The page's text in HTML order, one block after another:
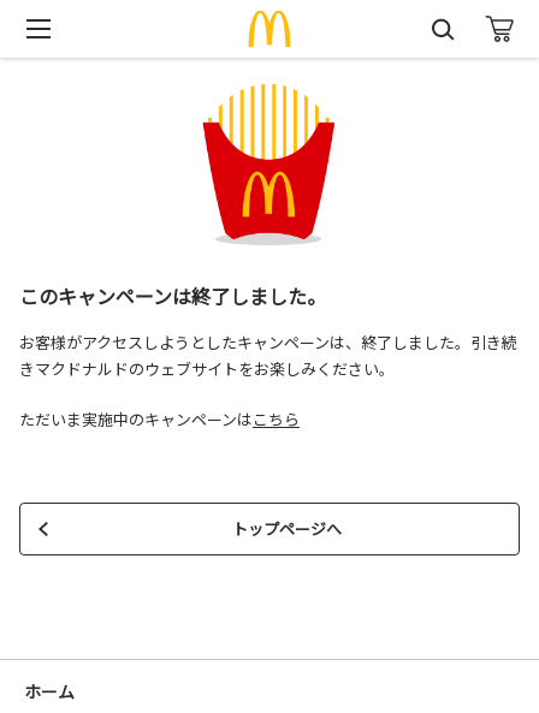
このキャンペーンは終了しました。
お客様がアクセスしようとしたキャンペーンは、終了しました。引き続
きマクドナルドのウェブサイトをお楽しみください。
ただいま実施中のキャンペーンはこちら
トップページへ
ホーム